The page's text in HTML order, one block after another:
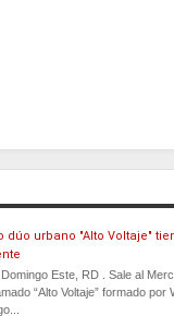
dúo urbano "Alto Voltaje"
Este, RD . Sale al
“Alto Voltaje” formado